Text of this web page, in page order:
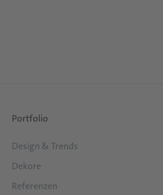
Portfolio
Design & Trends
Dekore
Referenzen